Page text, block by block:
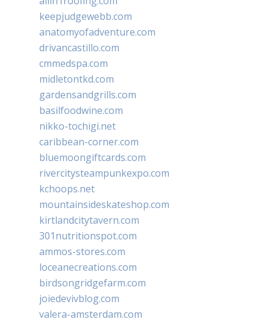
keepjudgewebb.com
anatomyofadventure.com
drivancastillo.com
cmmedspa.com
midletontkd.com
gardensandgrills.com
basilfoodwine.com
nikko-tochigi.net
caribbean-corner.com
bluemoongiftcards.com
rivercitysteampunkexpo.com
kchoops.net
mountainsideskateshop.com
kirtlandcitytavern.com
301nutritionspot.com
ammos-stores.com
loceanecreations.com
birdsongridgefarm.com
joiedevivblog.com
valera-amsterdam.com